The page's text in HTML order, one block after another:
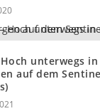
Hoch unterwegs
auf dem